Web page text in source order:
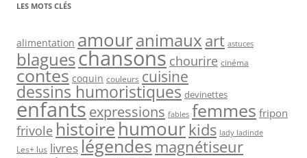
LES MOTS CLÉS
alimentation amouranimaux art astuces
blagueschansons chourire cinéma
contes coquin couleurs cuisine
dessins humoristiques devinettes
enfantsexpressions fables femmes fripon
frivole histoire humour kids lady ladinde
Les+ lus livreslégendes magnétiseur